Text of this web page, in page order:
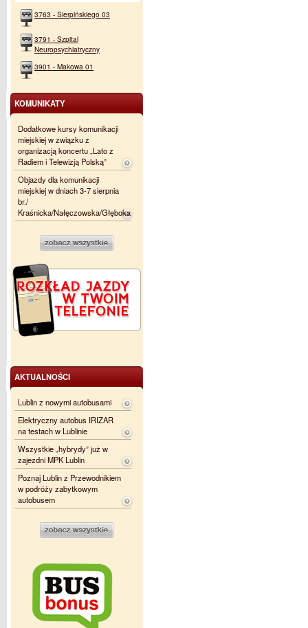
3763 - Sierpińskiego 03
3791 - Szpital
Neuropsychiatryczny
3901 - Makowa 01
KOMUNIKATY
Dodatkowe kursy komunikacji
miejskiej w związku z
organizacją koncertu „Lato z
Radiem i Telewizją Polską”
Objazdy dla komunikacji
miejskiej w dniach 3-7 sierpnia
br./
Kraśnicka/Nałęczowska/Głęboka
AKTUALNOŚCI
Lublin z nowymi autobusami
Elektryczny autobus IRIZAR
na testach w Lublinie
Wszystkie „hybrydy” już w
zajezdni MPK Lublin
Poznaj Lublin z Przewodnikiem
w podróży zabytkowym
autobusem